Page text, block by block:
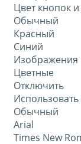
Цвет кнопок
Обычный
Красный
Синий
Изображения
Цветные
Отключить
Обычный
Arial
Times New